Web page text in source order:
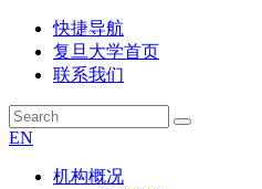
快捷导航
复旦大学首页
联系我们
EN
机构概况